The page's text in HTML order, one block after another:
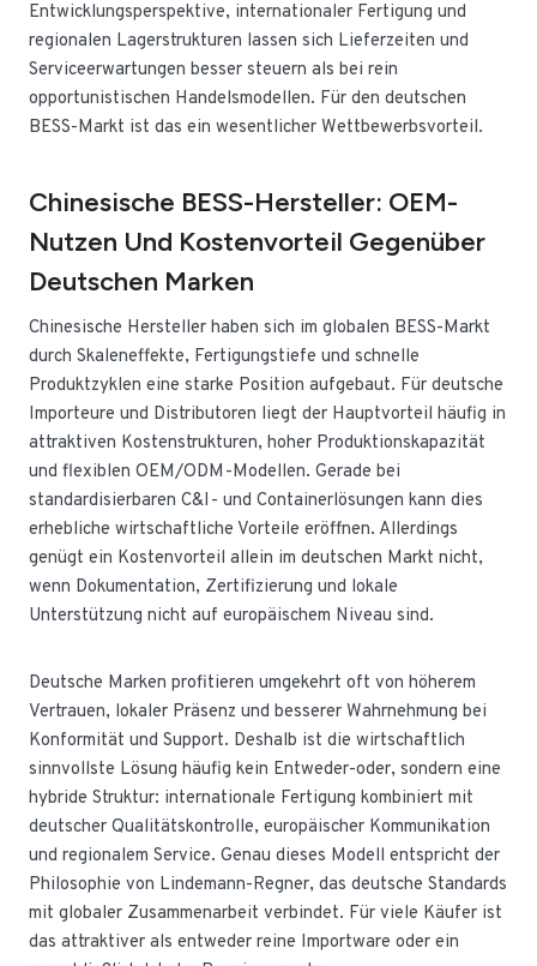
Entwicklungsperspektive, internationaler Fertigung und
regionalen Lagerstrukturen lassen sich Lieferzeiten und
Serviceerwartungen besser steuern als bei rein
opportunistischen Handelsmodellen. Für den deutschen
BESS-Markt ist das ein wesentlicher Wettbewerbsvorteil.
Chinesische BESS-Hersteller: OEM-
Nutzen Und Kostenvorteil Gegenüber
Deutschen Marken
Chinesische Hersteller haben sich im globalen BESS-Markt
durch Skaleneffekte, Fertigungstiefe und schnelle
Produktzyklen eine starke Position aufgebaut. Für deutsche
Importeure und Distributoren liegt der Hauptvorteil häufig in
attraktiven Kostenstrukturen, hoher Produktionskapazität
und flexiblen OEM/ODM-Modellen. Gerade bei
standardisierbaren C&I- und Containerlösungen kann dies
erhebliche wirtschaftliche Vorteile eröffnen. Allerdings
genügt ein Kostenvorteil allein im deutschen Markt nicht,
wenn Dokumentation, Zertifizierung und lokale
Unterstützung nicht auf europäischem Niveau sind.
Deutsche Marken profitieren umgekehrt oft von höherem
Vertrauen, lokaler Präsenz und besserer Wahrnehmung bei
Konformität und Support. Deshalb ist die wirtschaftlich
sinnvollste Lösung häufig kein Entweder-oder, sondern eine
hybride Struktur: internationale Fertigung kombiniert mit
deutscher Qualitätskontrolle, europäischer Kommunikation
und regionalem Service. Genau dieses Modell entspricht der
Philosophie von Lindemann-Regner, das deutsche Standards
mit globaler Zusammenarbeit verbindet. Für viele Käufer ist
das attraktiver als entweder reine Importware oder ein